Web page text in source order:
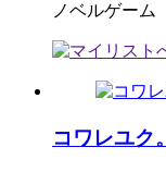
ノベルゲーム
コワレユク。